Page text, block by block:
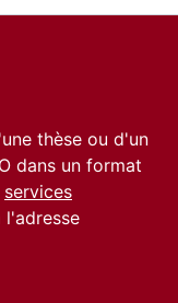
thèse ou d'un
dans un format
services
l'adresse